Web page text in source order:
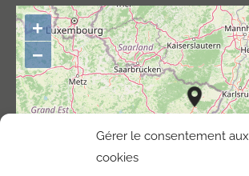
Gérer le consentement aux
cookies
+
−